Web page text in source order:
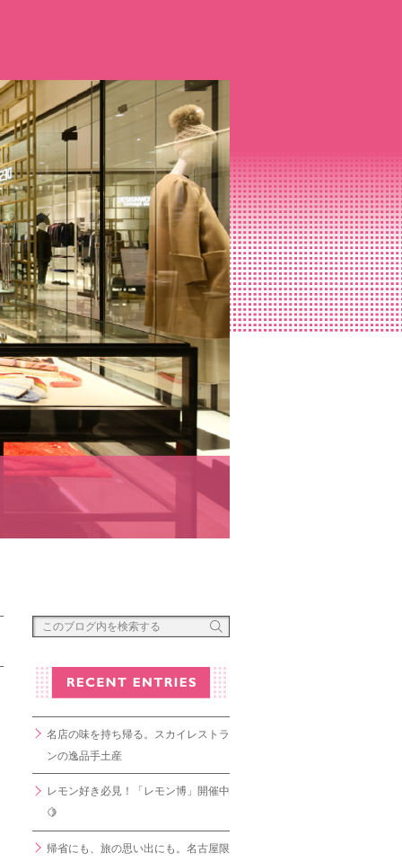
名店の味を持ち帰る。スカイレストラ
ンの逸品手土産
レモン好き必見！「レモン博」開催中
🍋
帰省にも、旅の思い出にも。名古屋限